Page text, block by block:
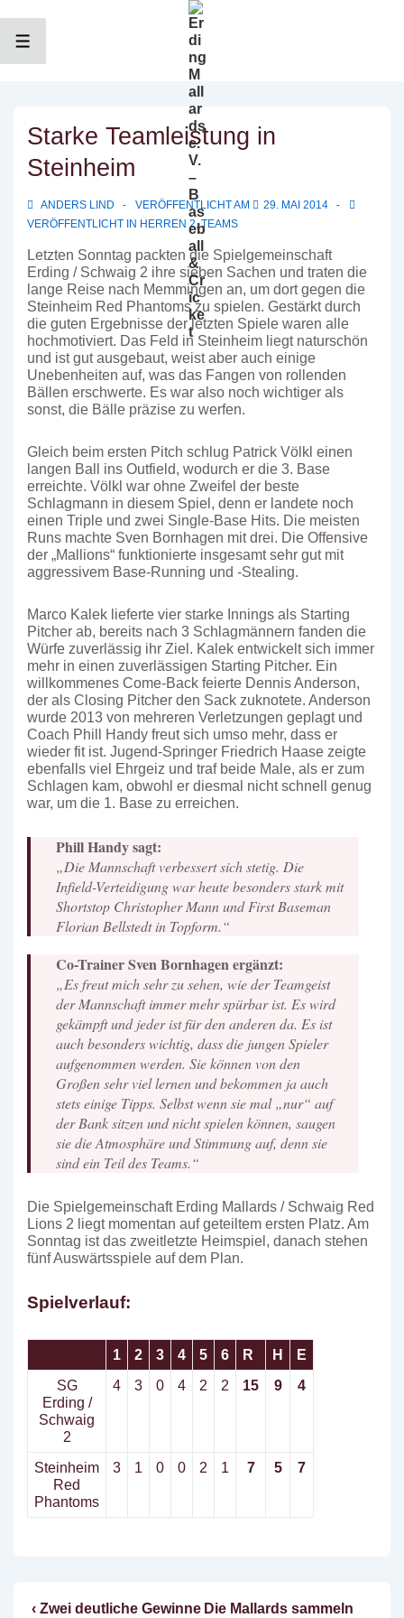
InhaltMENÜ
Starke Teamleistung in
Steinheim
ANDERS LIND VERÖFFENTLICHT AM
29. MAI 2014
VERÖFFENTLICHT IN HERREN 2,TEAMS
Letzten Sonntag packten die Spielgemeinschaft
Erding / Schwaig 2 ihre sieben Sachen und traten die
lange Reise nach Memmingen an, um dort gegen die
Steinheim Red Phantoms zu spielen. Gestärkt durch
die guten Ergebnisse der letzten Spiele waren alle
hochmotiviert. Das Feld in Steinheim liegt naturschön
und ist gut ausgebaut, weist aber auch einige
Unebenheiten auf, was das Fangen von rollenden
Bällen erschwerte. Es war also noch wichtiger als
sonst, die Bälle präzise zu werfen.
Gleich beim ersten Pitch schlug Patrick Völkl einen
langen Ball ins Outfield, wodurch er die 3. Base
erreichte. Völkl war ohne Zweifel der beste
Schlagmann in diesem Spiel, denn er landete noch
einen Triple und zwei Single-Base Hits. Die meisten
Runs machte Sven Bornhagen mit drei. Die Offensive
der „Mallions“ funktionierte insgesamt sehr gut mit
aggressivem Base-Running und -Stealing.
Marco Kalek lieferte vier starke Innings als Starting
Pitcher ab, bereits nach 3 Schlagmännern fanden die
Würfe zuverlässig ihr Ziel. Kalek entwickelt sich immer
mehr in einen zuverlässigen Starting Pitcher. Ein
willkommenes Come-Back feierte Dennis Anderson,
der als Closing Pitcher den Sack zuknotete. Anderson
wurde 2013 von mehreren Verletzungen geplagt und
Coach Phill Handy freut sich umso mehr, dass er
wieder fit ist. Jugend-Springer Friedrich Haase zeigte
ebenfalls viel Ehrgeiz und traf beide Male, als er zum
Schlagen kam, obwohl er diesmal nicht schnell genug
war, um die 1. Base zu erreichen.
Phill Handy sagt:
„Die Mannschaft verbessert sich stetig. Die
Infield-Verteidigung war heute besonders stark mit
Shortstop Christopher Mann und First Baseman
Florian Bellstedt in Topform.“
Co-Trainer Sven Bornhagen ergänzt:
„Es freut mich sehr zu sehen, wie der Teamgeist
der Mannschaft immer mehr spürbar ist. Es wird
gekämpft und jeder ist für den anderen da. Es ist
auch besonders wichtig, dass die jungen Spieler
aufgenommen werden. Sie können von den
Großen sehr viel lernen und bekommen ja auch
stets einige Tipps. Selbst wenn sie mal „nur“ auf
der Bank sitzen und nicht spielen können, saugen
sie die Atmosphäre und Stimmung auf, denn sie
sind ein Teil des Teams.“
Die Spielgemeinschaft Erding Mallards / Schwaig Red
Lions 2 liegt momentan auf geteiltem ersten Platz. Am
Sonntag ist das zweitletzte Heimspiel, danach stehen
fünf Auswärtsspiele auf dem Plan.
Spielverlauf:
1 2 3 4 5 6 R H
E
SG
Erding /
Schwaig
2
4 3 0 4 2 2 15 9 4
Steinheim
Red
Phantoms
3 1 0 0 2 1 7 5 7
Vorheriger
‹ Zwei deutliche Gewinne Nächster
Die Mallards sammeln